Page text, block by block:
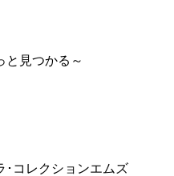
と見つかる～
コレクションエムズ